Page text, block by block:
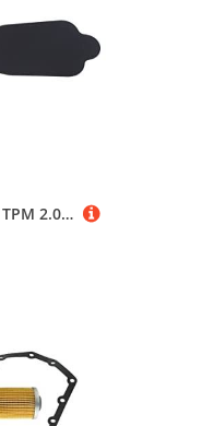
Azxcvbnm Sicher 9672 TPM 2.0 12Pin Verschlüsselungssicherheitsmodulplatine Für 12Pin Schnittstellen Für Motherboards